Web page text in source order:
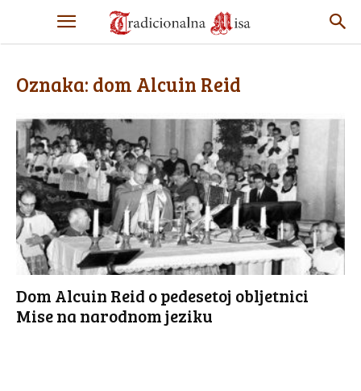
Oznaka: dom Alcuin Reid
Dom Alcuin Reid o pedesetoj obljetnici
Mise na narodnom jeziku